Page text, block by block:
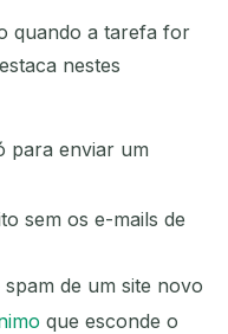
quando a tarefa for
nestes
para enviar um
sem os e-mails de
de um site novo
que esconde o